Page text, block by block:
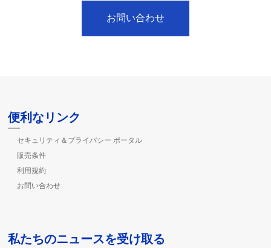
お問い合わせ
便利なリンク
セキュリティ＆プライバシー ポータル
販売条件
利用規約
お問い合わせ
私たちのニュースを受け取る